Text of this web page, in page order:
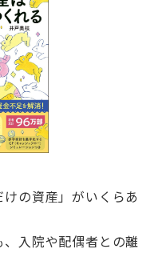
の資産」がいくらあ
入院や配偶者との離